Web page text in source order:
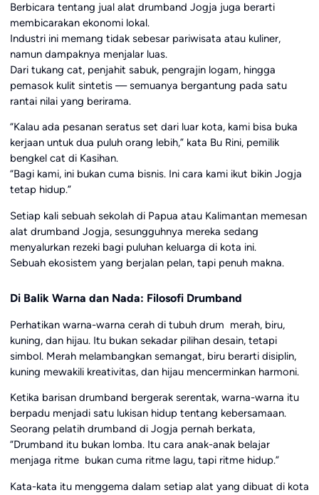
Berbicara tentang jual alat drumband Jogja juga berarti
membicarakan ekonomi lokal.
Industri ini memang tidak sebesar pariwisata atau kuliner,
namun dampaknya menjalar luas.
Dari tukang cat, penjahit sabuk, pengrajin logam, hingga
pemasok kulit sintetis — semuanya bergantung pada satu
rantai nilai yang berirama.
“Kalau ada pesanan seratus set dari luar kota, kami bisa buka
kerjaan untuk dua puluh orang lebih,” kata Bu Rini, pemilik
bengkel cat di Kasihan.
“Bagi kami, ini bukan cuma bisnis. Ini cara kami ikut bikin Jogja
tetap hidup.”
Setiap kali sebuah sekolah di Papua atau Kalimantan memesan
alat drumband Jogja, sesungguhnya mereka sedang
menyalurkan rezeki bagi puluhan keluarga di kota ini.
Sebuah ekosistem yang berjalan pelan, tapi penuh makna.
Di Balik Warna dan Nada: Filosofi Drumband
Perhatikan warna-warna cerah di tubuh drum merah, biru,
kuning, dan hijau. Itu bukan sekadar pilihan desain, tetapi
simbol. Merah melambangkan semangat, biru berarti disiplin,
kuning mewakili kreativitas, dan hijau mencerminkan harmoni.
Ketika barisan drumband bergerak serentak, warna-warna itu
berpadu menjadi satu lukisan hidup tentang kebersamaan.
Seorang pelatih drumband di Jogja pernah berkata,
“Drumband itu bukan lomba. Itu cara anak-anak belajar
menjaga ritme bukan cuma ritme lagu, tapi ritme hidup.”
Kata-kata itu menggema dalam setiap alat yang dibuat di kota